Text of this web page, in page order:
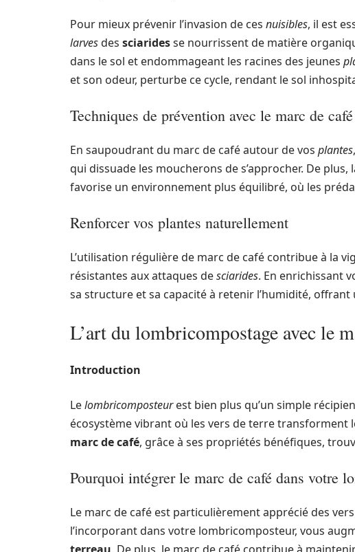
Pour mieux prévenir l’invasion de ces nuisibles, il est
larvesdes sciaridesse nourrissent de matière
dans le sol et endommageant les racines des jeunes
et son odeur, perturbe ce cycle, rendant le sol
Techniques de prévention avec le marc de café
En saupoudrant du marc de café autour de vos plantes
qui dissuade les moucherons de s’approcher. De
favorise un environnement plus équilibré, où les
Renforcer vos plantes naturellement
L’utilisation régulière de marc de café contribue à la
résistantes aux attaques desciarides. En enrichissant
sa structure et sa capacité à retenir l’humidité,
L’art du lombricompostage avec le
Introduction
Lelombricomposteurest bien plus qu’un simple
écosystème vibrant où les vers de terre
marc de café, grâce à ses propriétés bénéfiques,
Pourquoi intégrer le marc de café dans votre
Le marc de café est particulièrement apprécié des
l’incorporant dans votre lombricomposteur, vous